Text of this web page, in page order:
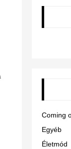
Coming
Egyéb
Életmód